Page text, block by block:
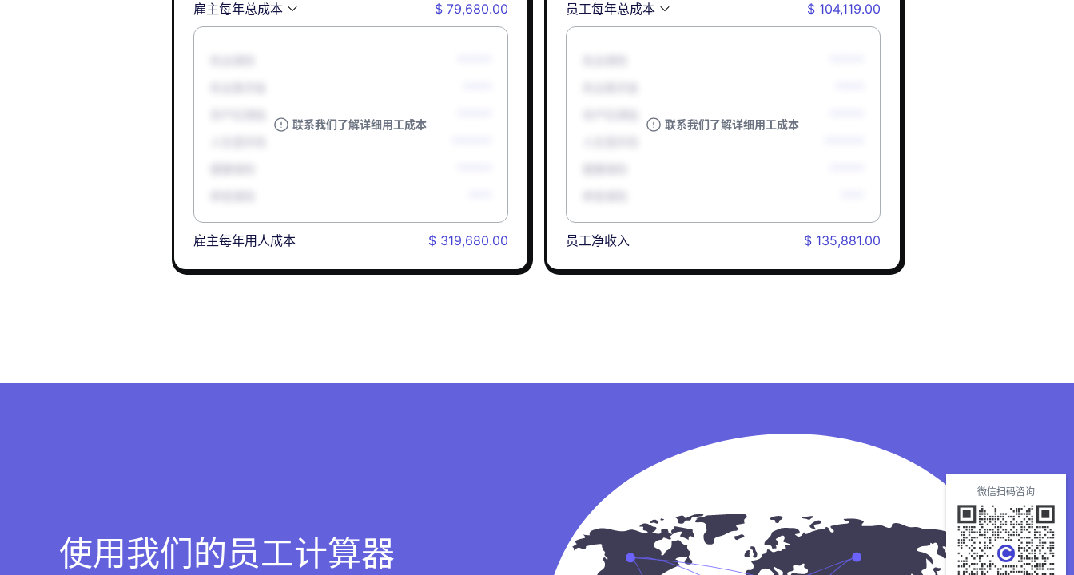
雇主每年总成本
$ 79,680.00
联系我们了解详细用工成本
雇主每年用人成本 $ 319,680.00
员工每年总成本
$ 104,119.00
联系我们了解详细用工成本
员工净收入 $ 135,881.00
使用我们的员工计算器
微信扫码咨询